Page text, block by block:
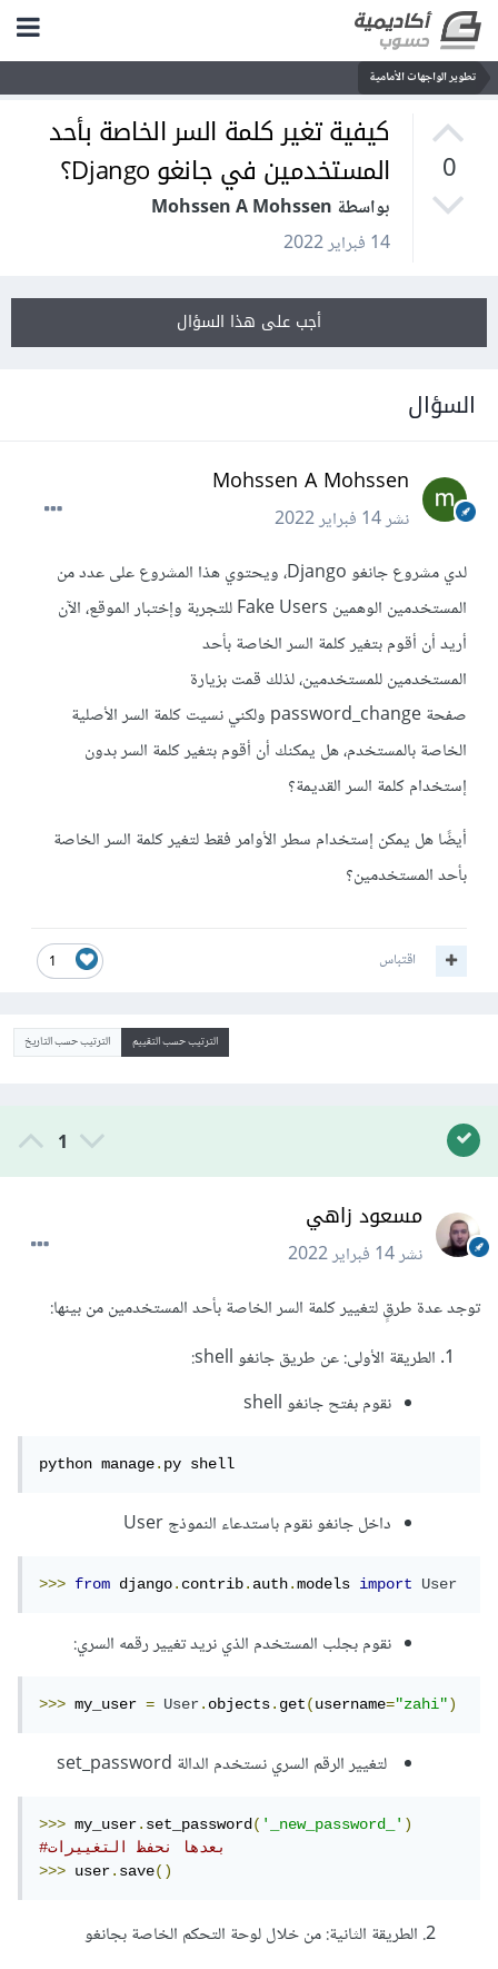
تطوير الواجهات الأمامية
0
كيفية تغير كلمة السر الخاصة بأحد
المستخدمين في جانغو Django؟
بواسطة Mohssen A Mohssen
14 فبراير 2022
أجب على هذا السؤال
السؤال
Mohssen A Mohssen
نشر14 فبراير 2022
لدي مشروع جانغو Django، ويحتوي هذا المشروع على عدد من
المستخدمين الوهمين Fake Users للتجربة وإختبار الموقع، الآن
أريد أن أقوم بتغير كلمة السر الخاصة بأحد
المستخدمين للمستخدمين، لذلك قمت بزيارة
صفحة password_change ولكني نسيت كلمة السر الأصلية
الخاصة بالمستخدم، هل يمكنك أن أقوم بتغير كلمة السر بدون
إستخدام كلمة السر القديمة؟
أيضًا هل يمكن إستخدام سطر الأوامر فقط لتغير كلمة السر الخاصة
بأحد المستخدمين؟
1 اقتباس
الترتيب حسب التقييم الترتيب حسب التاريخ
1
مسعود زاهي
نشر14 فبراير 2022
توجد عدة طرقٍ لتغيير كلمة السر الخاصة بأحد المستخدمين من بينها:
الطريقة الأولى: عن طريق جانغو shell:
نقوم بفتح جانغو shell
python manage.py shell
داخل جانغو نقوم باستدعاء النموذج User
>>> from django.contrib.auth.models import User
نقوم بجلب المستخدم الذي نريد تغيير رقمه السري:
>>> my_user = User.objects.get(username="zahi")
لتغيير الرقم السري نستخدم الدالة set_password
>>> my_user.set_password('_new_password_')
#بعدها نحفظ التغييرات
>>> user.save()
2. الطريقة الثانية: من خلال لوحة التحكم الخاصة بجانغو